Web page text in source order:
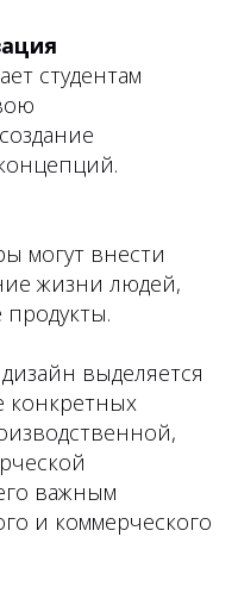
студентам
могут внести
жизни людей,
выделяется
конкретных
важным
и коммерческого